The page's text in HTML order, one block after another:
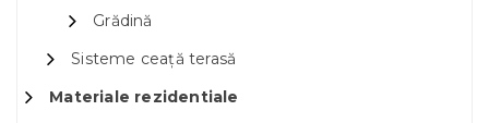
Grădină
Sisteme ceață terasă
Materiale rezidentiale